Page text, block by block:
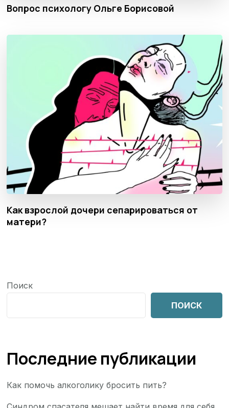
Вопрос психологу Ольге Борисовой
Как взрослой дочери сепарироваться от
матери?
Поиск
ПОИСК
Последние публикации
Как помочь алкоголику бросить пить?